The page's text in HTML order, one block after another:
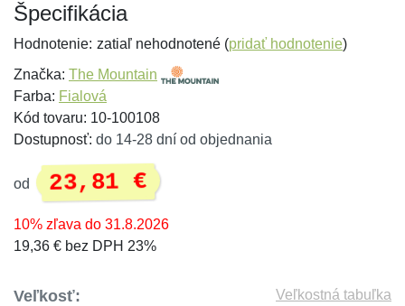
Špecifikácia
Hodnotenie: zatiaľ nehodnotené (pridať hodnotenie)
Značka: The Mountain
Farba: Fialová
Kód tovaru: 10-100108
Dostupnosť: do 14-28 dní od objednania
od 23,81 €
10% zľava do 31.8.2026
19,36 € bez DPH 23%
Veľkosť: Veľkostná tabuľka